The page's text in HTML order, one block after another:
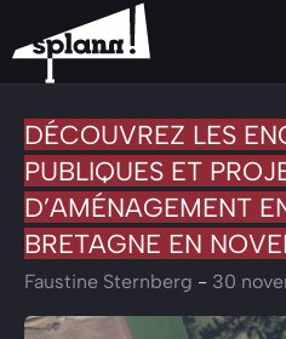
DÉCOUVREZ LES
PUBLIQUES ET
D’AMÉNAGEMENT
BRETAGNE EN
Faustine Sternberg - 30